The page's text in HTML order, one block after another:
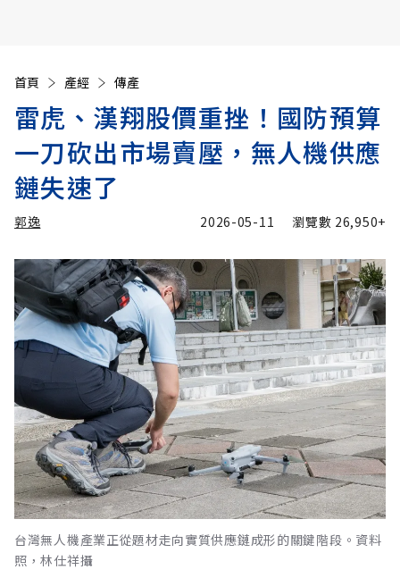
首頁 產經 傳產
雷虎、漢翔股價重挫！國防預算
一刀砍出市場賣壓，無人機供應
鏈失速了
郭逸 2026-05-11 瀏覽數 26,950+
台灣無人機產業正從題材走向實質供應鏈成形的關鍵階段。資料
照，林仕祥攝